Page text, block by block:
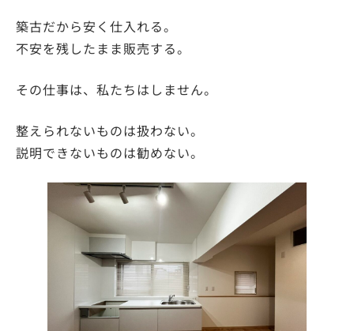
築古だから安く仕入れる。
不安を残したまま販売する。
その仕事は、私たちはしません。
整えられないものは扱わない。
説明できないものは勧めない。